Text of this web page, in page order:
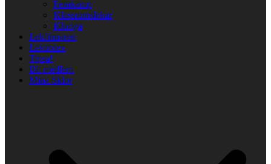
Femkamp
Klassrumslekar
Kluriga
Lekfinnaren
Lekindex
Tipsa!
Bli medlem
Mina Sidor